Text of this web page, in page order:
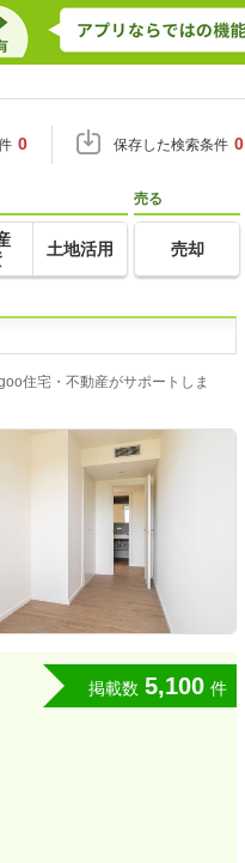
0 保存した検索条件 0
土地活用
売る
売却
住宅・不動産がサポートしま
掲載数 5,100 件